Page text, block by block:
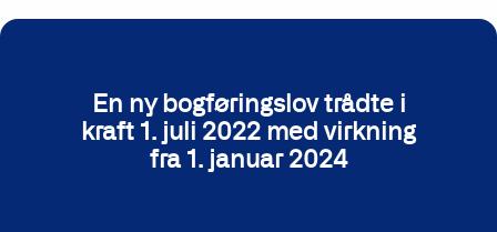
En ny bogføringslov trådte i
kraft 1. juli 2022 med virkning
fra 1. januar 2024